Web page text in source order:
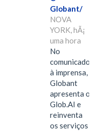
Globant/
NOVA
YORK, hÃ¡
uma hora
No
comunicado
à imprensa,
Globant
apresenta o
Glob.AI e
reinventa
os serviços